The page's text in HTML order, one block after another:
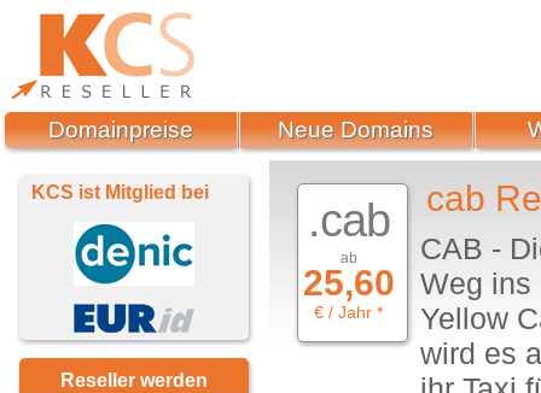
.cab
ab
25,60
€ / Jahr *
cab
CAB -
Weg ins
Yellow
wird es
KCS ist Mitglied bei
Reseller werden
Domainpreise Neue Domains